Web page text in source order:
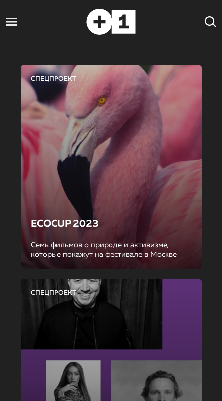
СПЕЦПРОЕКТ
ECOCUP 2023
Семь фильмов о природе и активизме,
которые покажут на фестивале в Москве
СПЕЦПРОЕКТ